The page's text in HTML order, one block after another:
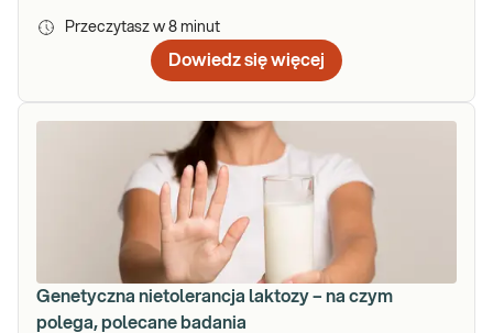
Przeczytasz w 8 minut
Dowiedz się więcej
Genetyczna nietolerancja laktozy – na czym
polega, polecane badania